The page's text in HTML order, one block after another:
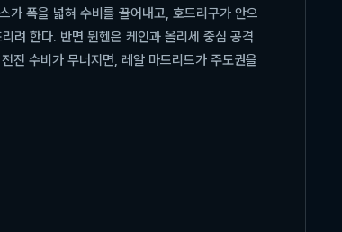
가 폭을 넓혀 수비를 끌어내고, 호드리구가 안으
려 한다. 반면 뮌헨은 케인과 올리세 중심 공격
진 수비가 무너지면, 레알 마드리드가 주도권을